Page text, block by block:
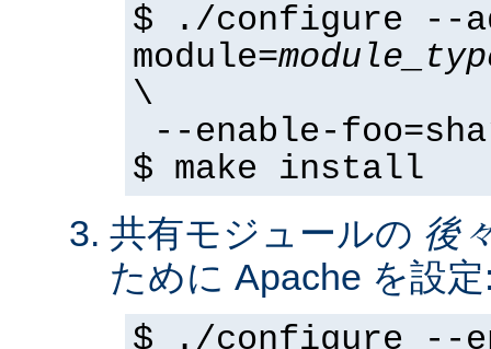
$ ./configure --
module=
\
--enable-
$ make install
共有モジュールの 後
ために Apache を設
$ ./configure --